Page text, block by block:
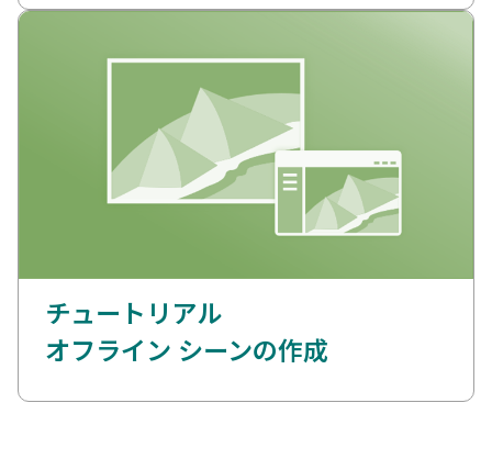
チュートリアル
オフライン シーンの作成